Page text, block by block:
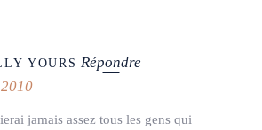
YOURS Répondre
jamais assez tous les gens qui